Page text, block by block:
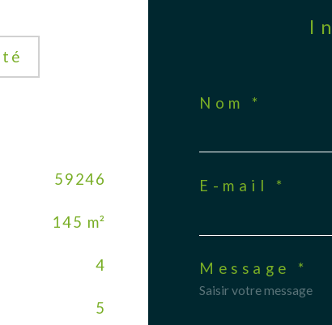
59246
145 m²
4
5
Nom *
E-mail *
Message *